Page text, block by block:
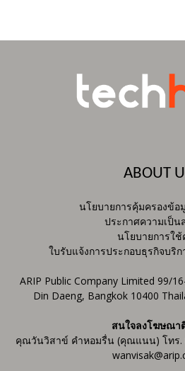
ABOUT
นโยบายการคุ้มครองข้
ประกาศความเป็น
นโยบายการใช้
ใบรับแจ้งการประกอบธุรกิจบริ
ARIP Public Company Limited 99/
Din Daeng, Bangkok 10400
สนใจลงโฆษณา
คุณวันวิสาข์ คำหอมรื่น (คุณแนน) โทร.